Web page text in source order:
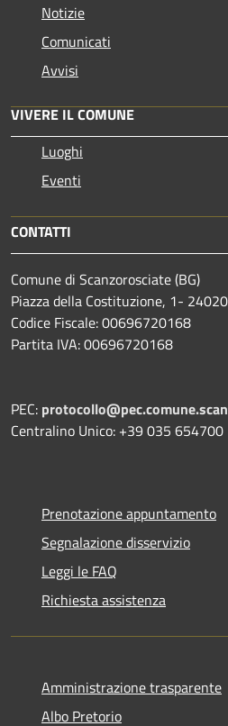
Notizie
Comunicati
Avvisi
VIVERE IL COMUNE
Luoghi
Eventi
CONTATTI
Comune di Scanzorosciate (BG)
Piazza della Costituzione, 1- 24020
Codice Fiscale: 00696720168
Partita IVA: 00696720168
PEC:
Centralino Unico: +39 035 654700
Prenotazione appuntamento
Segnalazione disservizio
Leggi le FAQ
Richiesta assistenza
Amministrazione trasparente
Albo Pretorio